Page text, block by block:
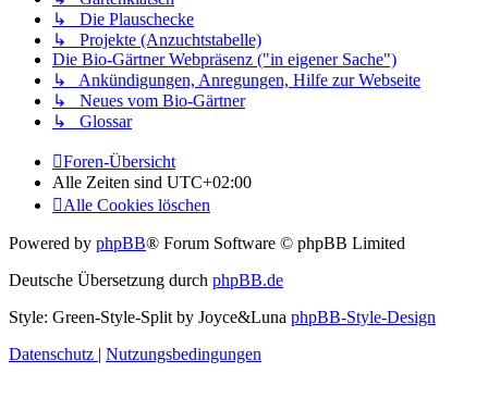
↳ Die Plauschecke
↳ Projekte (Anzuchtstabelle)
Die Bio-Gärtner Webpräsenz ("in eigener Sache")
↳ Ankündigungen, Anregungen, Hilfe zur Webseite
↳ Neues vom Bio-Gärtner
↳ Glossar
Foren-Übersicht
Alle Zeiten sind UTC+02:00
Alle Cookies löschen
Powered by phpBB® Forum Software © phpBB Limited
Deutsche Übersetzung durch phpBB.de
Style: Green-Style-Split by Joyce&Luna phpBB-Style-Design
Datenschutz | Nutzungsbedingungen